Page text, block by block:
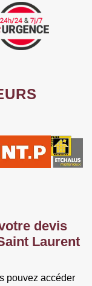
devis
Laurent
pouvez accéder